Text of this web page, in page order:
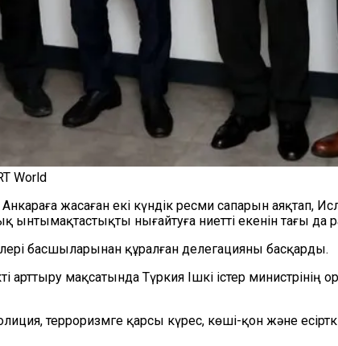
World
жасаған екі күндік ресми сапарын аяқтап,
ынтымақтастықты нығайтуға ниетті екенін тағы да
басшыларынан құралған делегацияны басқарды.
арттыру мақсатында Түркия Ішкі істер
терроризмге қарсы күрес, көші-қон және